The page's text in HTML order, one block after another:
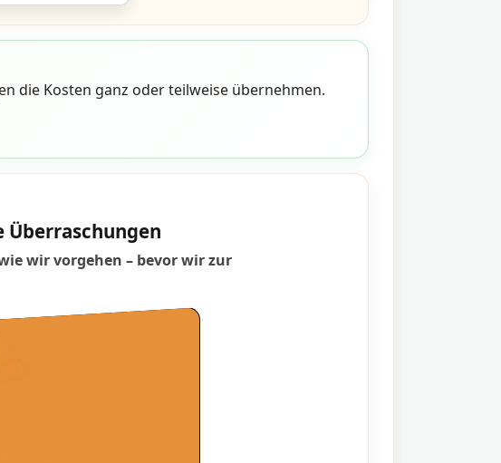
die Kosten ganz oder teilweise übernehmen.
Überraschungen
wir vorgehen – bevor wir zur